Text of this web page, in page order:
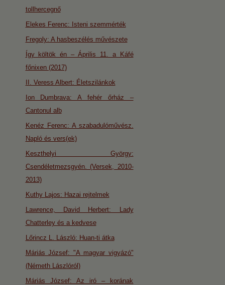
tollhercegnő
Elekes Ferenc: Isteni szemmérték
Fregoly: A hasbeszélés művészete
Így költök én – Április 11. a Káfé
főnixen (2017)
II. Veress Albert: Életszilánkok
Ion Dumbrava: A fehér őrház –
Cantonul alb
Kenéz Ferenc: A szabadulóművész.
Napló és vers(ek)
Keszthelyi György:
Csendéletmezsgyén. (Versek, 2010-
2013)
Kuthy Lajos: Hazai rejtelmek
Lawrence, David Herbert: Lady
Chatterley és a kedvese
Lőrincz L. László: Huan-ti átka
Máriás József: "A magyar vigyázó"
(Németh Lászlóról)
Máriás József: Az iró – korának